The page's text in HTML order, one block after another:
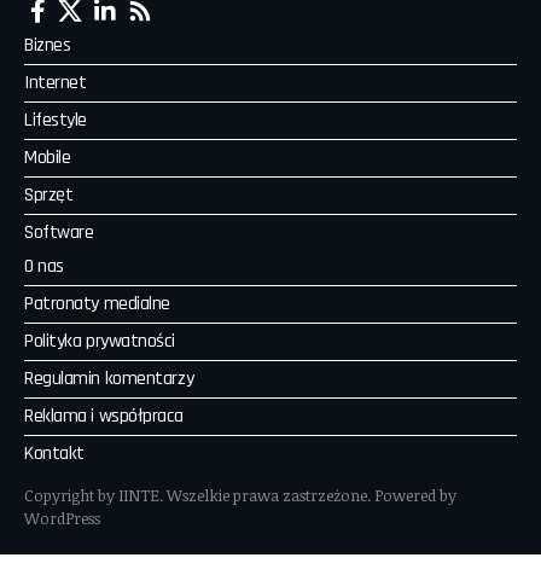
Biznes
Internet
Lifestyle
Mobile
Sprzęt
Software
O nas
Patronaty medialne
Polityka prywatności
Regulamin komentarzy
Reklama i współpraca
Kontakt
Copyright by IINTE. Wszelkie prawa zastrzeżone. Powered by
WordPress